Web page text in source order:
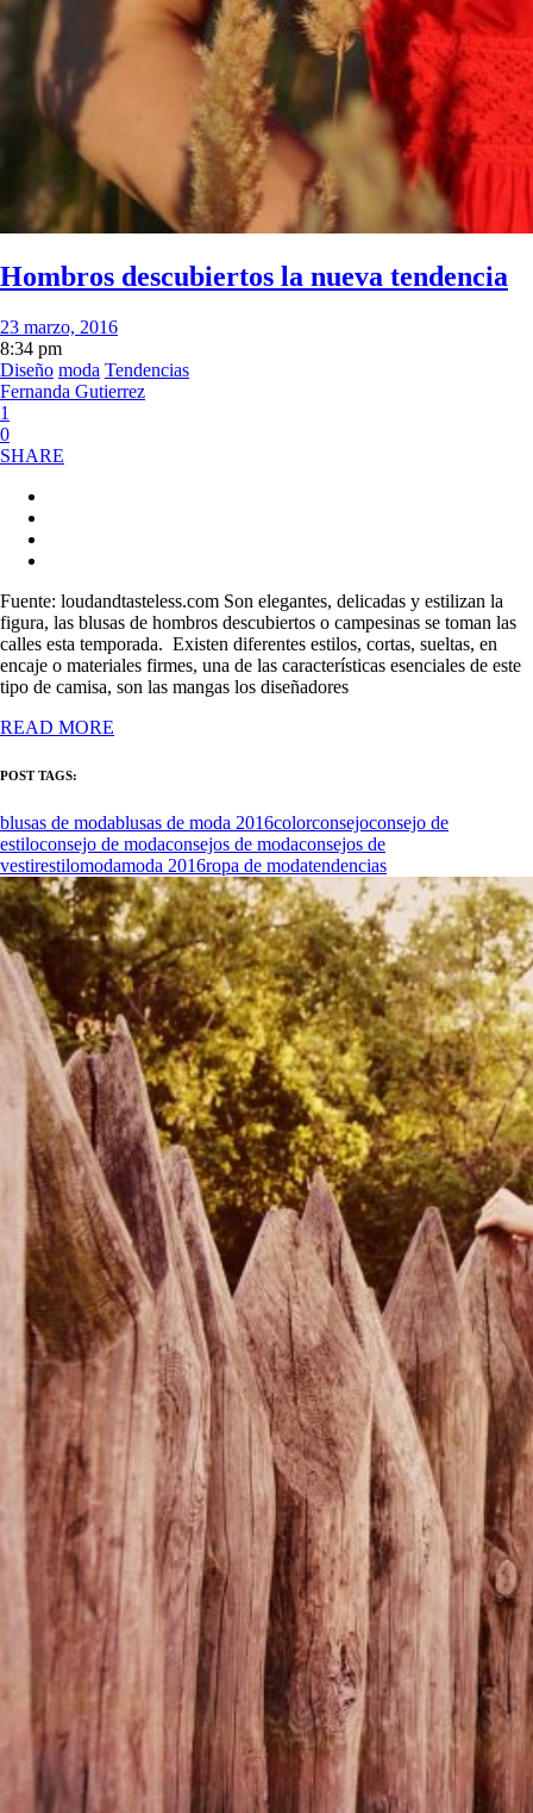
Hombros descubiertos la nueva tendencia
23 marzo, 2016
8:34 pm
Diseño moda Tendencias
Fernanda Gutierrez
1
0
SHARE
Fuente: loudandtasteless.com Son elegantes, delicadas y estilizan la
figura, las blusas de hombros descubiertos o campesinas se toman las
calles esta temporada. Existen diferentes estilos, cortas, sueltas, en
encaje o materiales firmes, una de las características esenciales de este
tipo de camisa, son las mangas los diseñadores
READ MORE
POST TAGS:
blusas de modablusas de moda 2016colorconsejoconsejo de
estiloconsejo de modaconsejos de modaconsejos de
vestirestilomodamoda 2016ropa de modatendencias